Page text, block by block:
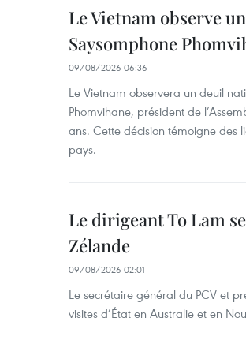
Le Vietnam observe
Saysomphone
09/08/2026 06:36
Le Vietnam observera un deuil
Phomvihane, président de
ans. Cette décision témoigne des
pays.
Le dirigeant To Lam
Zélande
09/08/2026 02:01
Le secrétaire général du PCV et
visites d’État en Australie et en